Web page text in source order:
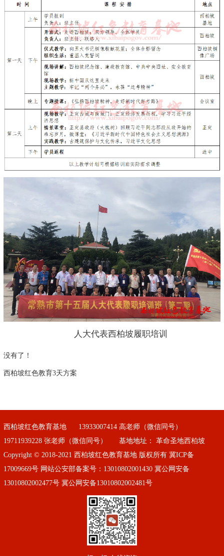
人大代表西柏坡履职培训
没有了！
西柏坡红色教育3天方案
西柏坡红色教育基地
13933007414 高老师（微信同号）
19711939228 张老师（微信同号）
基地地址： 革命圣地西柏坡
Copyright © 2018-2021 西柏坡红色教育基地 版权所有 冀ICP备
17009669号 网站公安部备案号：13010802001430 冀公网安备
13010802002477号 冀公网安备13010802002481号